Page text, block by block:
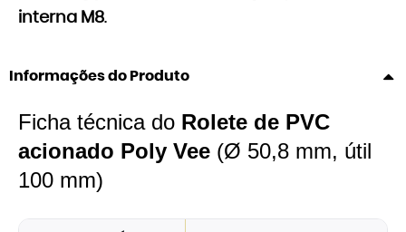
interna M8.
Informações do Produto
Ficha técnica do Rolete de PVC
acionado Poly Vee (Ø 50,8 mm, útil
100 mm)